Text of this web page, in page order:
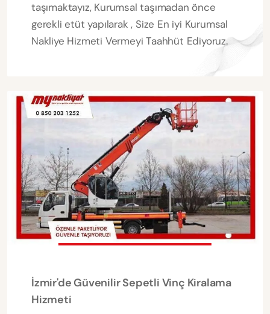
taşımaktayız, Kurumsal taşımadan önce
gerekli etüt yapılarak , Size En iyi Kurumsal
Nakliye Hizmeti Vermeyi Taahhüt Ediyoruz.
İzmir'de Güvenilir Sepetli Vinç Kiralama
Hizmeti